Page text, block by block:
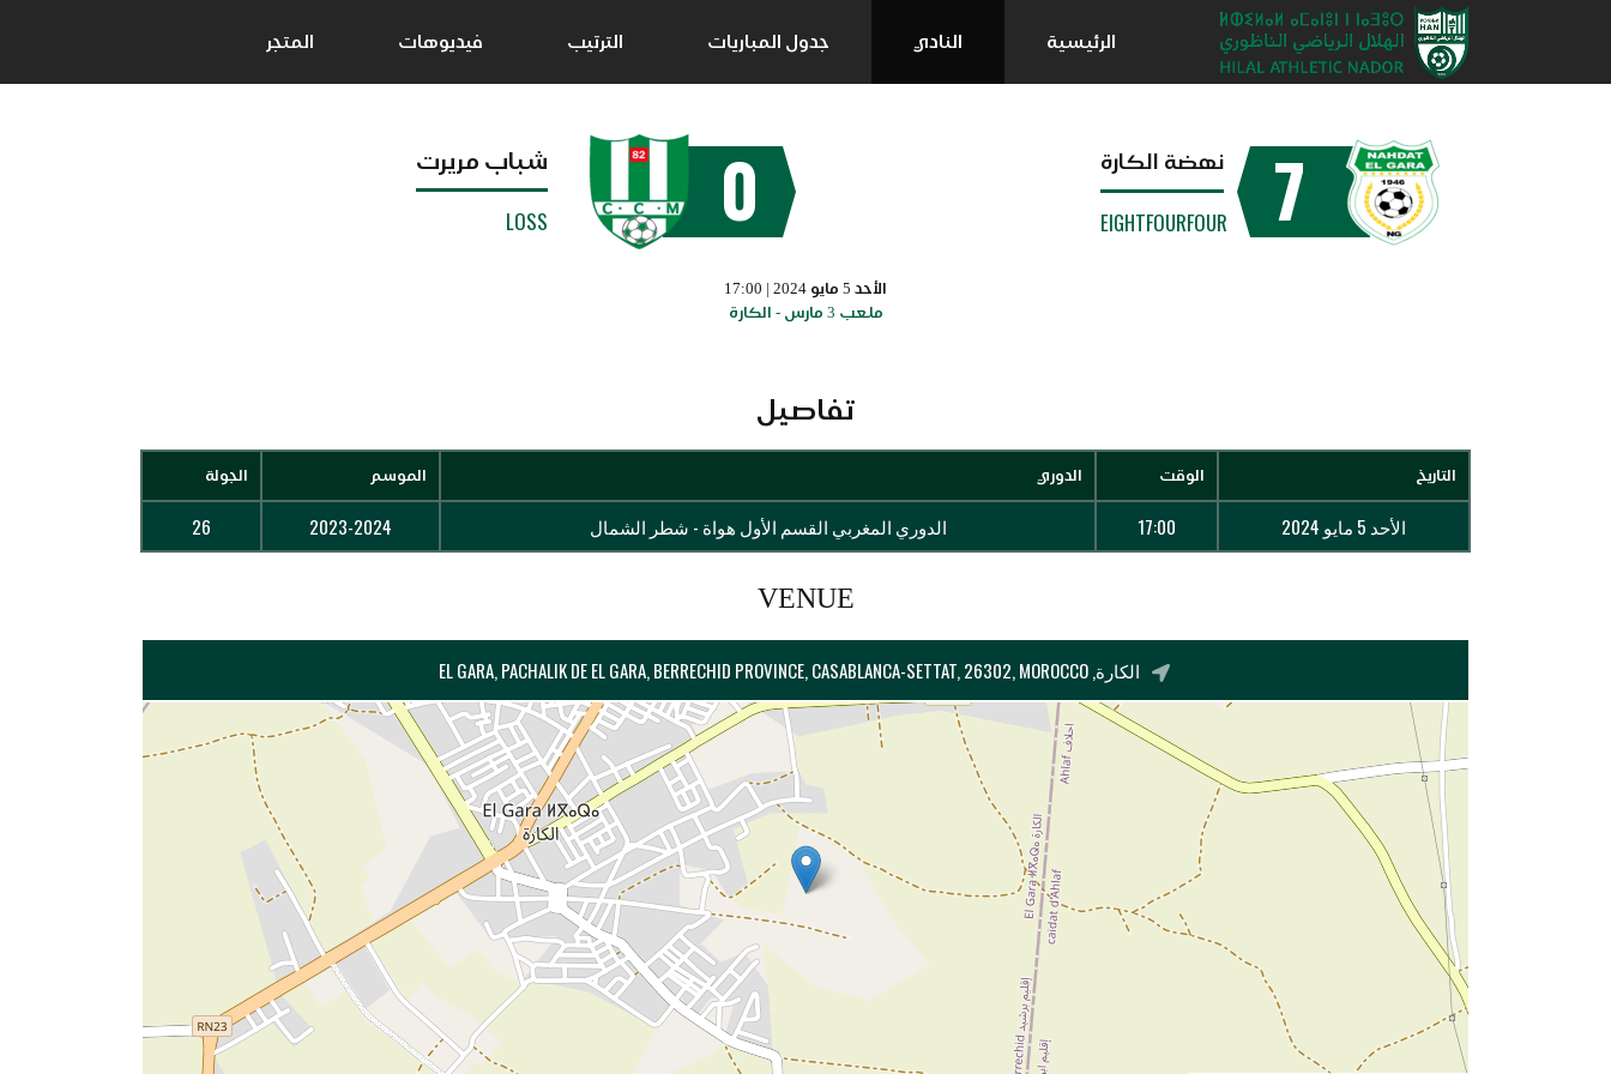
الرئيسية النادي جدول المباريات الترتيب فيديوهات المتجر
7 نهضة الكارة
EIGHTFOURFOUR
0 شباب مريرت
LOSS
الأحد 5 مايو 2024 | 17:00
ملعب 3 مارس - الكارة
تفاصيل
التاريخ الوقت الدوري الموسم الجولة
الأحد 5 مايو 2024 17:00 الدوري المغربي القسم الأول هواة - شطر الشمال 2023-2024
26
VENUE
الكارة, EL GARA, PACHALIK DE EL GARA, BERRECHID PROVINCE, CASABLANCA-SETTAT, 26302, MOROCCO